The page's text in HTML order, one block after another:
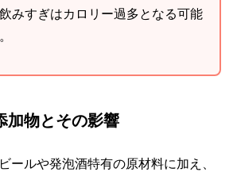
みすぎはカロリー過多となる可能
加物とその影響
ールや発泡酒特有の原材料に加え、